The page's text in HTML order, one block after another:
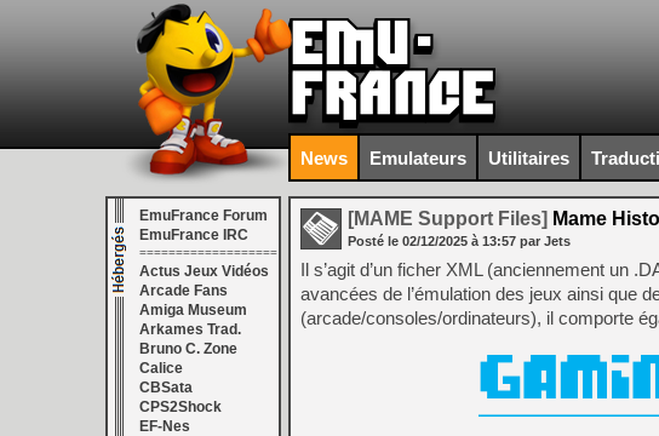
News Emulateurs Utilitaires
EmuFrance Forum
EmuFrance IRC
===================
Actus Jeux Vidéos
Arcade Fans
Amiga Museum
Arkames Trad.
Bruno C. Zone
Calice
CBSata
CPS2Shock
EF-Nes
[MAME Support Files] Mame
Posté le 02/12/2025 à 13:57 par Jets
Il s’agit d’un ficher XML (anciennement un
avancées de l’émulation des jeux ainsi que
(arcade/consoles/ordinateurs), il comporte